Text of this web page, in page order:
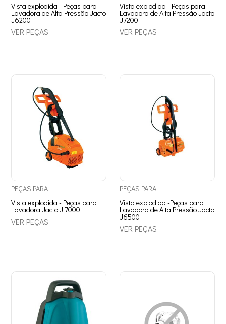
Vista explodida - Peças para
Lavadora de Alta Pressão Jacto
J6200
VER PEÇAS
Vista explodida - Peças para
Lavadora de Alta Pressão Jacto
J7200
VER PEÇAS
PEÇAS PARA
Vista explodida - Peças para
Lavadora Jacto J 7000
VER PEÇAS
PEÇAS PARA
Vista explodida -Peças para
Lavadora de Alta Pressão Jacto
J6500
VER PEÇAS